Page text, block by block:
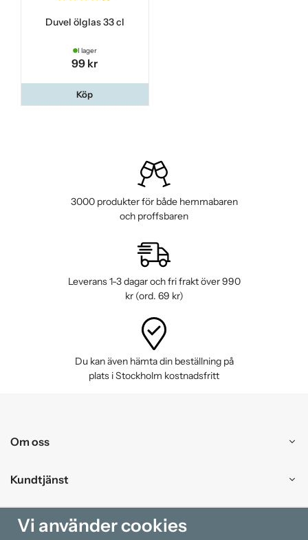
Duvel ölglas 33 cl
I lager
99 kr
Köp
3000 produkter för både hemmabaren
och proffsbaren
Leverans 1-3 dagar och fri frakt över 990
kr (ord. 69 kr)
Du kan även hämta din beställning på
plats i Stockholm kostnadsfritt
Om oss
Kundtjänst
Handla
Vi använder cookies